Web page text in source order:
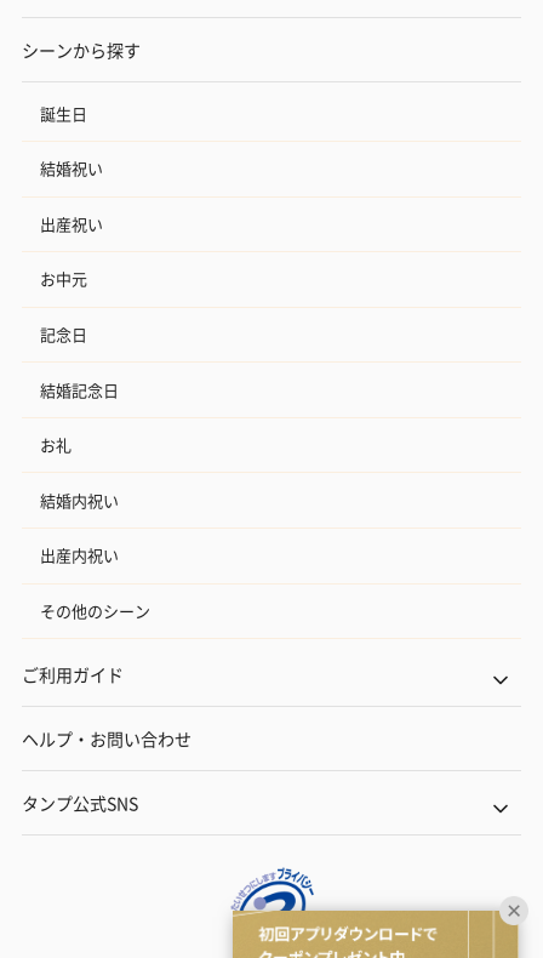
シーンから探す
誕生日
結婚祝い
出産祝い
お中元
記念日
結婚記念日
お礼
結婚内祝い
出産内祝い
その他のシーン
ご利用ガイド
ヘルプ・お問い合わせ
タンプ公式SNS